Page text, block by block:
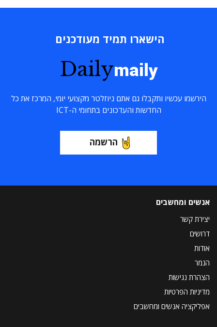
הישארו תמיד מעודכנים
Dailymaily
הירשמו עכשיו ותקבלו גם אתם ניוזלטר מקצועי יומי, המרכז את כל
החדשות והעדכונים בתחומי ה-ICT
הרשמה
אנשים ומחשבים
יצירת קשר
דרושים
אודות
הנמר
הצהרת נגישות
מדיניות הפרטיות
אפליקציה אנשים ומחשבים